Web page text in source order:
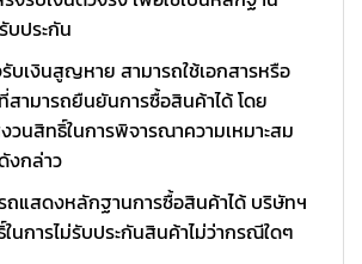
บประกัน
บเงินสูญหาย สามารถใช้เอกสารหรือ
ามารถยืนยันการซื้อสินค้าได้ โดย
วนสิทธิ์ในการพิจารณาความเหมาะสม
งกล่าว
ถแสดงหลักฐานการซื้อสินค้าได้ บริษัทฯ
นการไม่รับประกันสินค้าไม่ว่ากรณีใดๆ